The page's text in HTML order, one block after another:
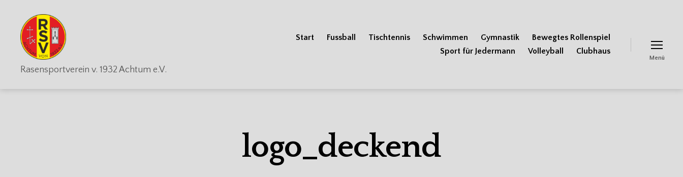
RSV
Achtum
Rasensportverein v. 1932 Achtum e.V.
Start Fussball Tischtennis Schwimmen Gymnastik
Bewegtes Rollenspiel
Sport für Jedermann
Volleyball Clubhaus
Menü
logo_deckend